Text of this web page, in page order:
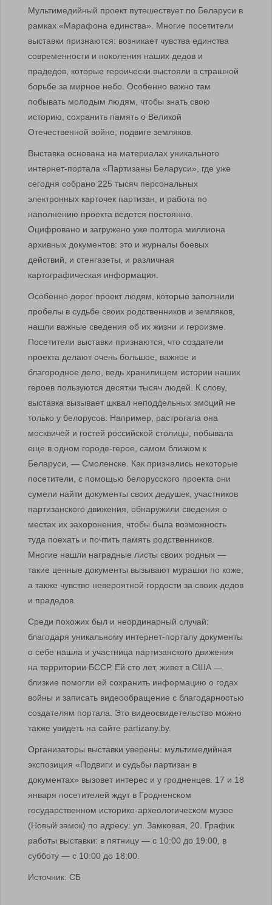
Мультимедийный проект путешествует по Беларуси в
рамках «Марафона единства». Многие посетители
выставки признаются: возникает чувства единства
современности и поколения наших дедов и
прадедов, которые героически выстояли в страшной
борьбе за мирное небо. Особенно важно там
побывать молодым людям, чтобы знать свою
историю, сохранить память о Великой
Отечественной войне, подвиге земляков.
Выставка основана на материалах уникального
интернет-портала «Партизаны Беларуси», где уже
сегодня собрано 225 тысяч персональных
электронных карточек партизан, и работа по
наполнению проекта ведется постоянно.
Оцифровано и загружено уже полтора миллиона
архивных документов: это и журналы боевых
действий, и стенгазеты, и различная
картографическая информация.
Особенно дорог проект людям, которые заполнили
пробелы в судьбе своих родственников и земляков,
нашли важные сведения об их жизни и героизме.
Посетители выставки признаются, что создатели
проекта делают очень большое, важное и
благородное дело, ведь хранилищем истории наших
героев пользуются десятки тысяч людей. К слову,
выставка вызывает шквал неподдельных эмоций не
только у белорусов. Например, растрогала она
москвичей и гостей российской столицы, побывала
еще в одном городе-герое, самом близком к
Беларуси, — Смоленске. Как признались некоторые
посетители, с помощью белорусского проекта они
сумели найти документы своих дедушек, участников
партизанского движения, обнаружили сведения о
местах их захоронения, чтобы была возможность
туда поехать и почтить память родственников.
Многие нашли наградные листы своих родных —
такие ценные документы вызывают мурашки по коже,
а также чувство невероятной гордости за своих дедов
и прадедов.
Среди похожих был и неординарный случай:
благодаря уникальному интернет-порталу документы
о себе нашла и участница партизанского движения
на территории БССР. Ей сто лет, живет в США —
близкие помогли ей сохранить информацию о годах
войны и записать видеообращение с благодарностью
создателям портала. Это видеосвидетельство можно
также увидеть на сайте partizany.by.
Организаторы выставки уверены: мультимедийная
экспозиция «Подвиги и судьбы партизан в
документах» вызовет интерес и у гродненцев. 17 и 18
января посетителей ждут в Гродненском
государственном историко-археологическом музее
(Новый замок) по адресу: ул. Замковая, 20. График
работы выставки: в пятницу — с 10:00 до 19:00, в
субботу — с 10:00 до 18:00.
Источник: СБ